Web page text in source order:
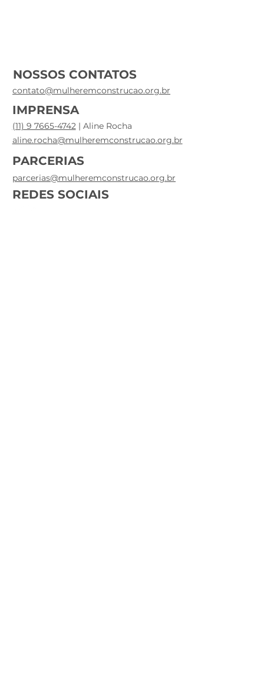
NOSSOS CONTATOS
contato@mulheremconstrucao.org.br
IMPRENSA
(11) 9 7665-4742| Aline Rocha
aline.rocha@mulheremconstrucao.org.br
PARCERIAS
parcerias@mulheremconstrucao.org.br
REDES SOCIAIS